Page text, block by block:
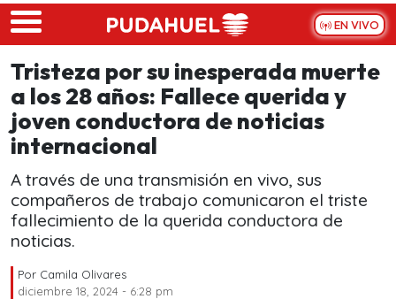
Skip to main content
EN VIVO
Tristeza por su inesperada muerte
a los 28 años: Fallece querida y
joven conductora de noticias
internacional
A través de una transmisión en vivo, sus
compañeros de trabajo comunicaron el triste
fallecimiento de la querida conductora de
noticias.
Por Camila Olivares
diciembre 18, 2024 - 6:28 pm